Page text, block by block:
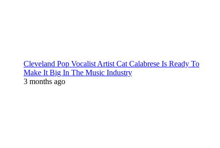
Cleveland Pop Vocalist Artist Cat Calabrese Is Ready To
Make It Big In The Music Industry
3 months ago